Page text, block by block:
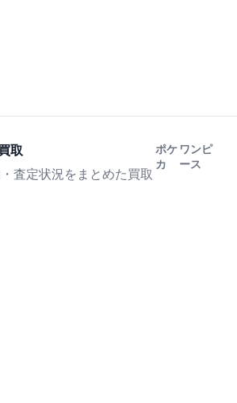
取
査定状況をまとめた買取
ポケ
カ
ワンピ
ース